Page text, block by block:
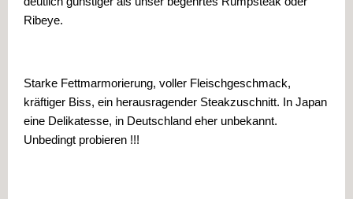
Ribeye.
Starke Fettmarmorierung, voller Fleischgeschmack,
kräftiger Biss, ein herausragender Steakzuschnitt.
In Japan
eine Delikatesse, in Deutschland eher unbekannt.
Unbedingt probieren !!!